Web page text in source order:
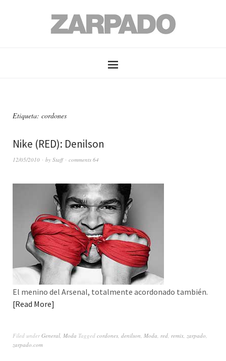
Etiqueta: cordones
Nike (RED): Denilson
12/05/2010 by Staff comments 64
El menino del Arsenal, totalmente acordonado también.
Read More
Filed underGeneral, Moda Tagged cordones, denilson, Moda, red, remix, zarpado,
zarpado.com